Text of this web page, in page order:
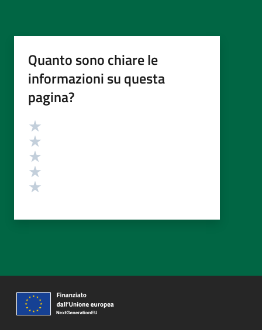
Quanto sono chiare le
informazioni su questa
pagina?
Valutazione